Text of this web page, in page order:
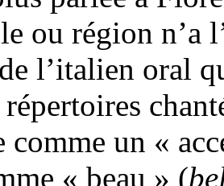
ou région n’a
l’italien oral
comme un «
« beau » (